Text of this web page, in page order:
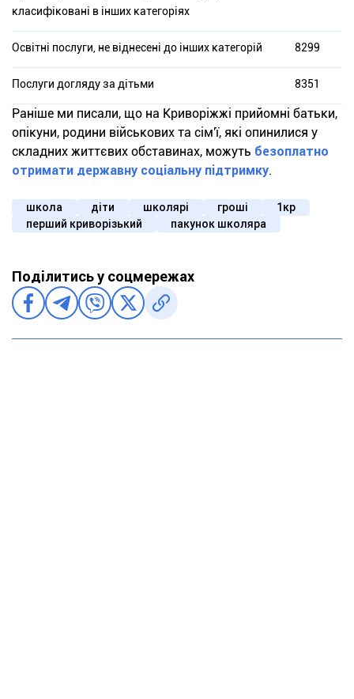
класифіковані в інших категоріях
Освітні послуги, не віднесені до інших категорій 8299
Послуги догляду за дітьми 8351
Раніше ми писали, що на Криворіжжі прийомні батьки,
опікуни, родини військових та сім'ї, які опинилися у
складних життєвих обставинах, можуть безоплатно
отримати державну соціальну підтримку.
школа діти школярі гроші
1кр
перший криворізький
пакунок школяра
Поділитись у соцмережах